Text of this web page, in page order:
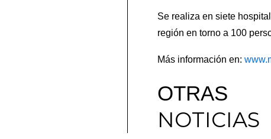
Se realiza en siete
región en torno a 100
Más información en:
OTRAS
NOTICIAS